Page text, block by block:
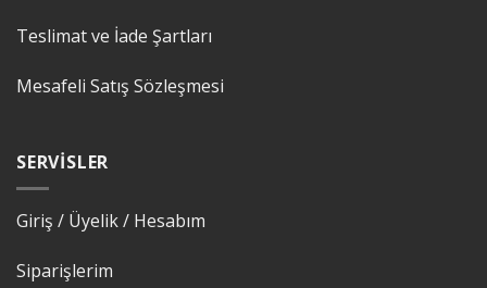
Teslimat ve İade Şartları
Mesafeli Satış Sözleşmesi
SERVISLER
Giriş / Üyelik / Hesabım
Siparişlerim